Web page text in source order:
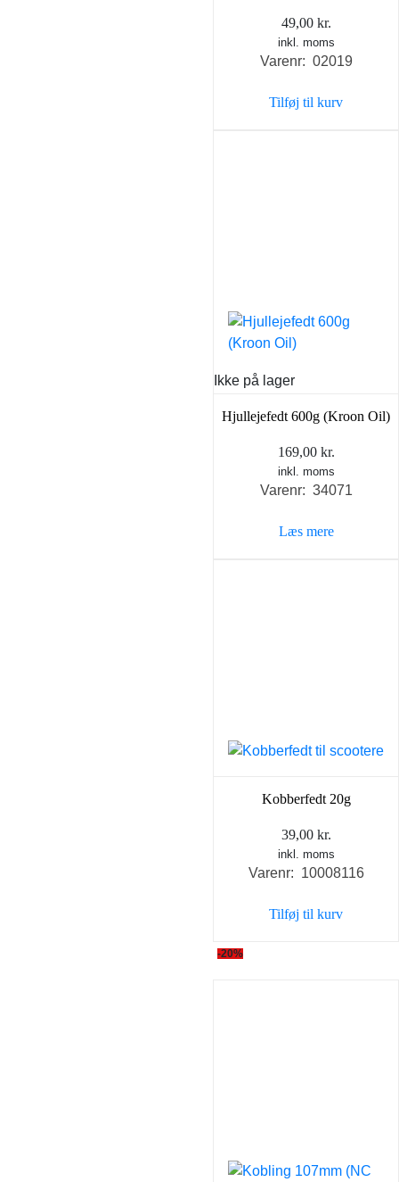
49,00 kr.
inkl. moms
Varenr: 02019
Tilføj til kurv
Ikke på lager
Hjullejefedt 600g (Kroon Oil)
169,00 kr.
inkl. moms
Varenr: 34071
Læs mere
Kobberfedt 20g
39,00 kr.
inkl. moms
Varenr: 10008116
Tilføj til kurv
-20%